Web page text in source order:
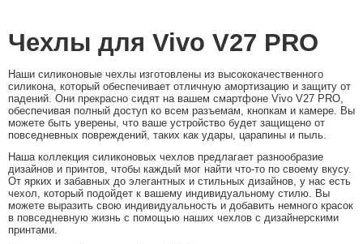
Чехлы для Vivo V27 PRO
Наши силиконовые чехлы изготовлены из высококачественного
силикона, который обеспечивает отличную амортизацию и защиту от
падений. Они прекрасно сидят на вашем смартфоне Vivo V27 PRO,
обеспечивая полный доступ ко всем разъемам, кнопкам и камере. Вы
можете быть уверены, что ваше устройство будет защищено от
повседневных повреждений, таких как удары, царапины и пыль.
Наша коллекция силиконовых чехлов предлагает разнообразие
дизайнов и принтов, чтобы каждый мог найти что-то по своему вкусу.
От ярких и забавных до элегантных и стильных дизайнов, у нас есть
чехол, который подойдет к вашему индивидуальному стилю. Вы
можете выразить свою индивидуальность и добавить немного красок
в повседневную жизнь с помощью наших чехлов с дизайнерскими
принтами.